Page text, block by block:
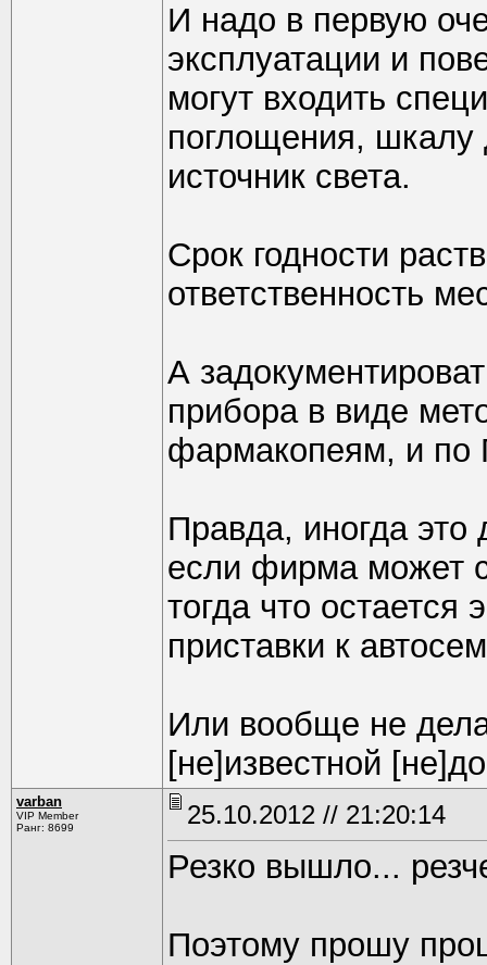
И надо в первую
эксплуатации и
могут входить
поглощения,
источник света.
Срок годности
ответственность
А
прибора в виде
фармакопеям, и
Правда, иногда это
если фирма может
тогда что остается
приставки к
Или вообще не
[не]известной
varban
VIP Member
Ранг: 8699
25.10.2012 // 21:20:14
Резко вышло...
Поэтому прошу